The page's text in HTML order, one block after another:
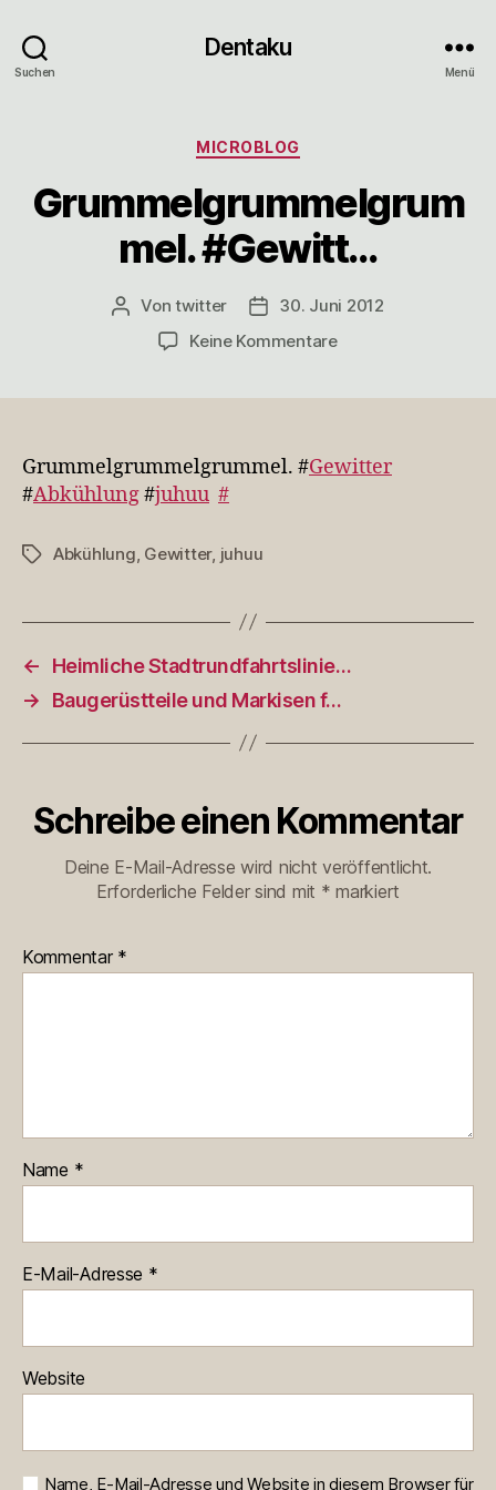
Suchen
Dentaku
Menü
Kategorien
MICROBLOG
Grummelgrummelgrum
mel. #Gewitt…
Beitragsautor
Vontwitter Veröffentlichungsdatum
30. Juni 2012
Keine Kommentarezu
Grummelgrummelgrummel. #Gewitter
#Abkühlung#juhuu #
Schlagwörter
Abkühlung Gewitter, juhuu
←
Heimliche Stadtrundfahrtslinie…
→
Baugerüstteile und Markisen f…
Schreibe einen Kommentar
Deine E-Mail-Adresse wird nicht veröffentlicht.
Erforderliche Felder sind mit * markiert
Kommentar *
Name *
E-Mail-Adresse *
Website
Name, E-Mail-Adresse und Website in diesem Browser für